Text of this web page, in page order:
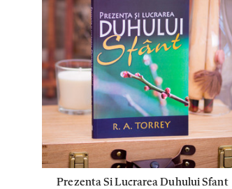
Prezenta Si Lucrarea Duhului Sfant